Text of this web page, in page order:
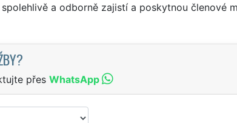
a odborně zajistí a poskytnou členové
přes WhatsApp